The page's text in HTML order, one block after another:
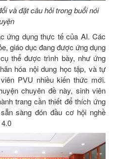
và đặt câu hỏi trong buổi nói
ứng dụng thực tế của AI. Các
giáo dục đang được ứng dụng
thể được trình bày, như ứng
hóa nội dung học tập, và tự
PVU nhiều kiến thức mới.
chuyên đề này, sinh viên
trang cần thiết để thích ứng
sàng đón đầu cơ hội nghề